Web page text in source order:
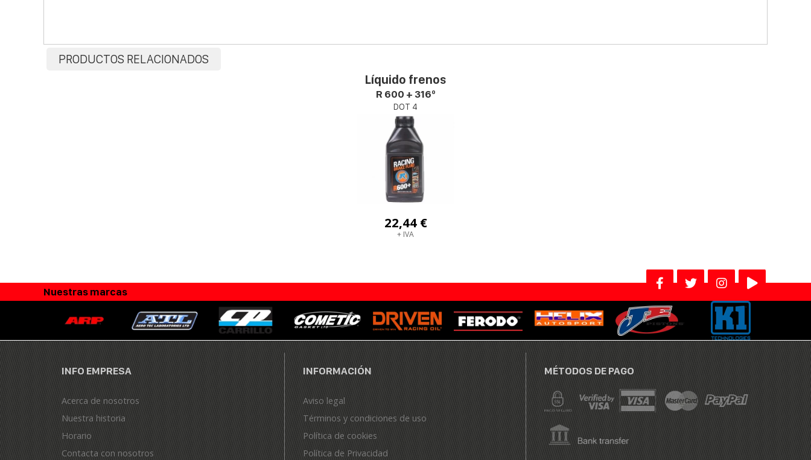
PRODUCTOS RELACIONADOS
Líquido frenos
R 600 + 316º
DOT 4
22,44 €
+ IVA
Nuestras marcas
INFO EMPRESA
Acerca de nosotros
Nuestra historia
Horario
Contacta con nosotros
INFORMACIÓN
Aviso legal
Términos y condiciones de uso
Política de cookies
Política de Privacidad
MÉTODOS DE PAGO